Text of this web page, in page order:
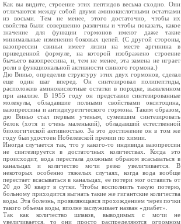
Как вы видите, строение этих пептидов весьма сходно. Они
отличаются между собой двумя аминокислотными остатками
из восьми. Тем не менее, этого достаточно, чтобы их
свойства были совершенно различны и чтобы показать, какое
значение для функции гормонов имеют даже такие
минимальные изменения боковых цепей. (С другой стороны,
вазопрессин свиньи имеет лизин на месте аргинина в
приведенной формуле, на которой изображено строение
бычьего вазопрессина, и, тем не менее, эта замена не играет
роли в функциональной активности свиного гормона.)
Дю Вииьо, определив структуру этих двух гормонов, сделал
еще один шаг вперед. Он синтезировал полипептиды,
расположив аминокислотные остатки в порядке, выявленном
при анализе. В 1955 году он представил синтезированные
молекулы, обладавшие полными свойствами окситоцина,
вазопрессина и антидиуретического гормона. Таким образом,
дю Виньо стал первым ученым, сумевшим синтезировать
белок (хотя и очень маленький), обладавший естественной
биологической активностью. За это достижение он в том же
году был удостоен Нобелевской премии по химии.
Иногда случается так, что у какого-то индивида вазопрессин
не синтезируется в достаточных количествах. Когда это
происходит, вода перестала должным образом всасываться в
канальцах и количество мочи резко увеличивается. В
некоторых особенно тяжелых случаях, когда вода вообще
перестает всасываться в канальцах, ее потери мог оставить от
20 до 30 кварт в сутки. Чтобы восполнить такую потерю,
больному приходится выгнать такие же гигантские количества
воды. Эта болезнь, проявляющаяся прохождением через почки
такого объема воды, вполне заслуживает назван «диабет».
Так как количество шлаков, выводимых с мочи не
увеличивается, то они просто распределяются огромном